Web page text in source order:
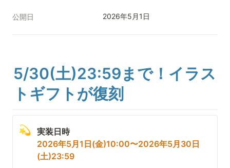
公開日 2026年5月1日
5/30(土)23:59まで！イラス
トギフトが復刻
💫
実装日時
2026年5月1日(金)10:00〜2026年5月30日
(土)23:59